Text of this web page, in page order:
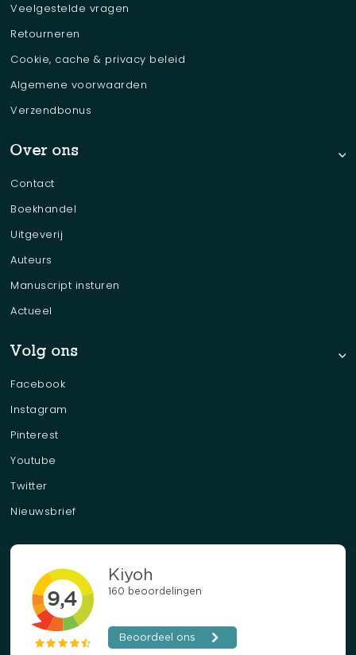
Veelgestelde vragen
Retourneren
Cookie, cache & privacy beleid
Algemene voorwaarden
Verzendbonus
Over ons
Contact
Boekhandel
Uitgeverij
Auteurs
Manuscript insturen
Actueel
Volg ons
Facebook
Instagram
Pinterest
Youtube
Twitter
Nieuwsbrief